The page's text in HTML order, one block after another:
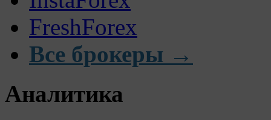
FreshForex
Все брокеры →
Аналитика